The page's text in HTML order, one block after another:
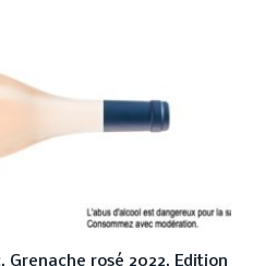
Grenache rosé 2022. Edition